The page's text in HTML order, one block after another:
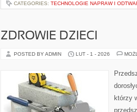
CATEGORIES: TECHNOLOGIE NAPRAW I
ZDROWIE DZIECI
POSTED BY ADMIN LUT - 1 - 2026
którzy